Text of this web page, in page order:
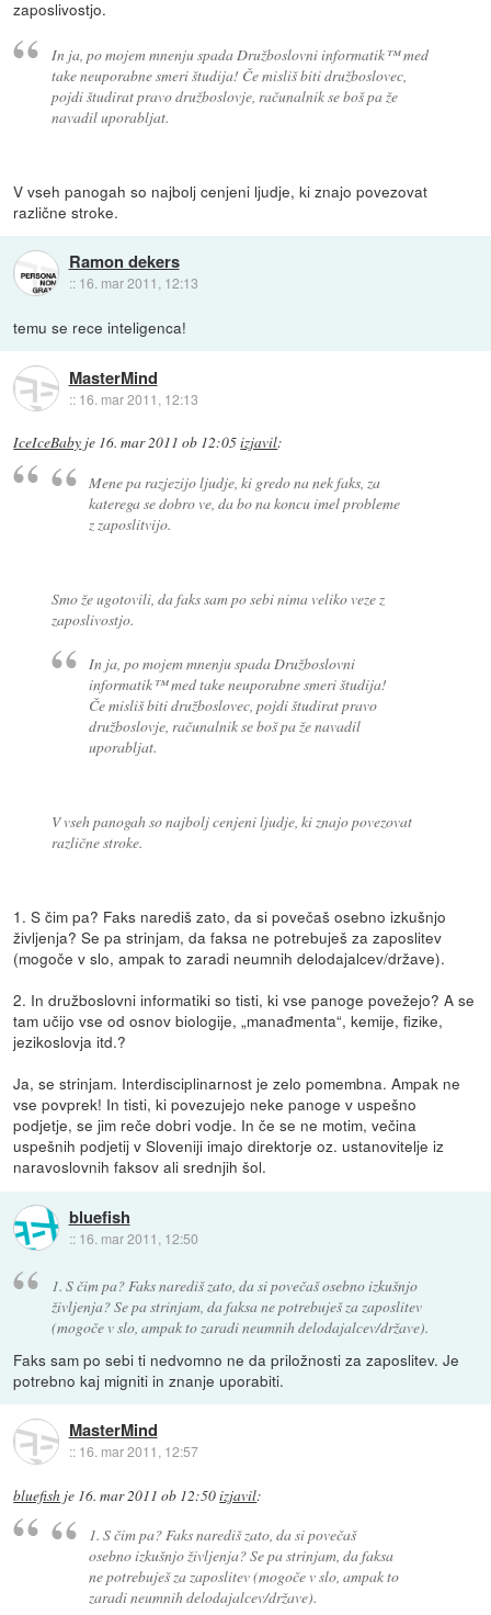
zaposlivostjo.
In ja, po mojem mnenju spada Družboslovni informatik™ med
take neuporabne smeri študija! Če misliš biti družboslovec,
pojdi študirat pravo družboslovje, računalnik se boš pa že
navadil uporabljat.
V vseh panogah so najbolj cenjeni ljudje, ki znajo povezovat
različne stroke.
Ramon dekers
:: 16. mar 2011, 12:13
temu se rece inteligenca!
MasterMind
:: 16. mar 2011, 12:13
IceIceBaby je 16. mar 2011 ob 12:05izjavil:
Mene pa razjezijo ljudje, ki gredo na nek faks, za
katerega se dobro ve, da bo na koncu imel probleme
z zaposlitvijo.
Smo že ugotovili, da faks sam po sebi nima veliko veze z
zaposlivostjo.
In ja, po mojem mnenju spada Družboslovni
informatik™ med take neuporabne smeri študija!
Če misliš biti družboslovec, pojdi študirat pravo
družboslovje, računalnik se boš pa že navadil
uporabljat.
V vseh panogah so najbolj cenjeni ljudje, ki znajo povezovat
različne stroke.
1. S čim pa? Faks narediš zato, da si povečaš osebno izkušnjo
življenja? Se pa strinjam, da faksa ne potrebuješ za zaposlitev
(mogoče v slo, ampak to zaradi neumnih delodajalcev/države).
2. In družboslovni informatiki so tisti, ki vse panoge povežejo? A se
tam učijo vse od osnov biologije, „manađmenta“, kemije, fizike,
jezikoslovja itd.?
Ja, se strinjam. Interdisciplinarnost je zelo pomembna. Ampak ne
vse povprek! In tisti, ki povezujejo neke panoge v uspešno
podjetje, se jim reče dobri vodje. In če se ne motim, večina
uspešnih podjetij v Sloveniji imajo direktorje oz. ustanovitelje iz
naravoslovnih faksov ali srednjih šol.
bluefish
:: 16. mar 2011, 12:50
1. S čim pa? Faks narediš zato, da si povečaš osebno izkušnjo
življenja? Se pa strinjam, da faksa ne potrebuješ za zaposlitev
(mogoče v slo, ampak to zaradi neumnih delodajalcev/države).
Faks sam po sebi ti nedvomno ne da priložnosti za zaposlitev. Je
potrebno kaj migniti in znanje uporabiti.
MasterMind
:: 16. mar 2011, 12:57
bluefish je 16. mar 2011 ob 12:50izjavil:
1. S čim pa? Faks narediš zato, da si povečaš
osebno izkušnjo življenja? Se pa strinjam, da faksa
ne potrebuješ za zaposlitev (mogoče v slo, ampak to
zaradi neumnih delodajalcev/države).